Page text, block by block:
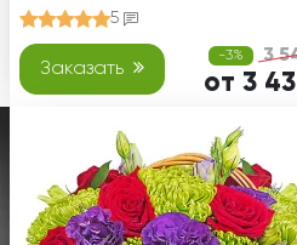
5
Заказать
-3% 3
от 3